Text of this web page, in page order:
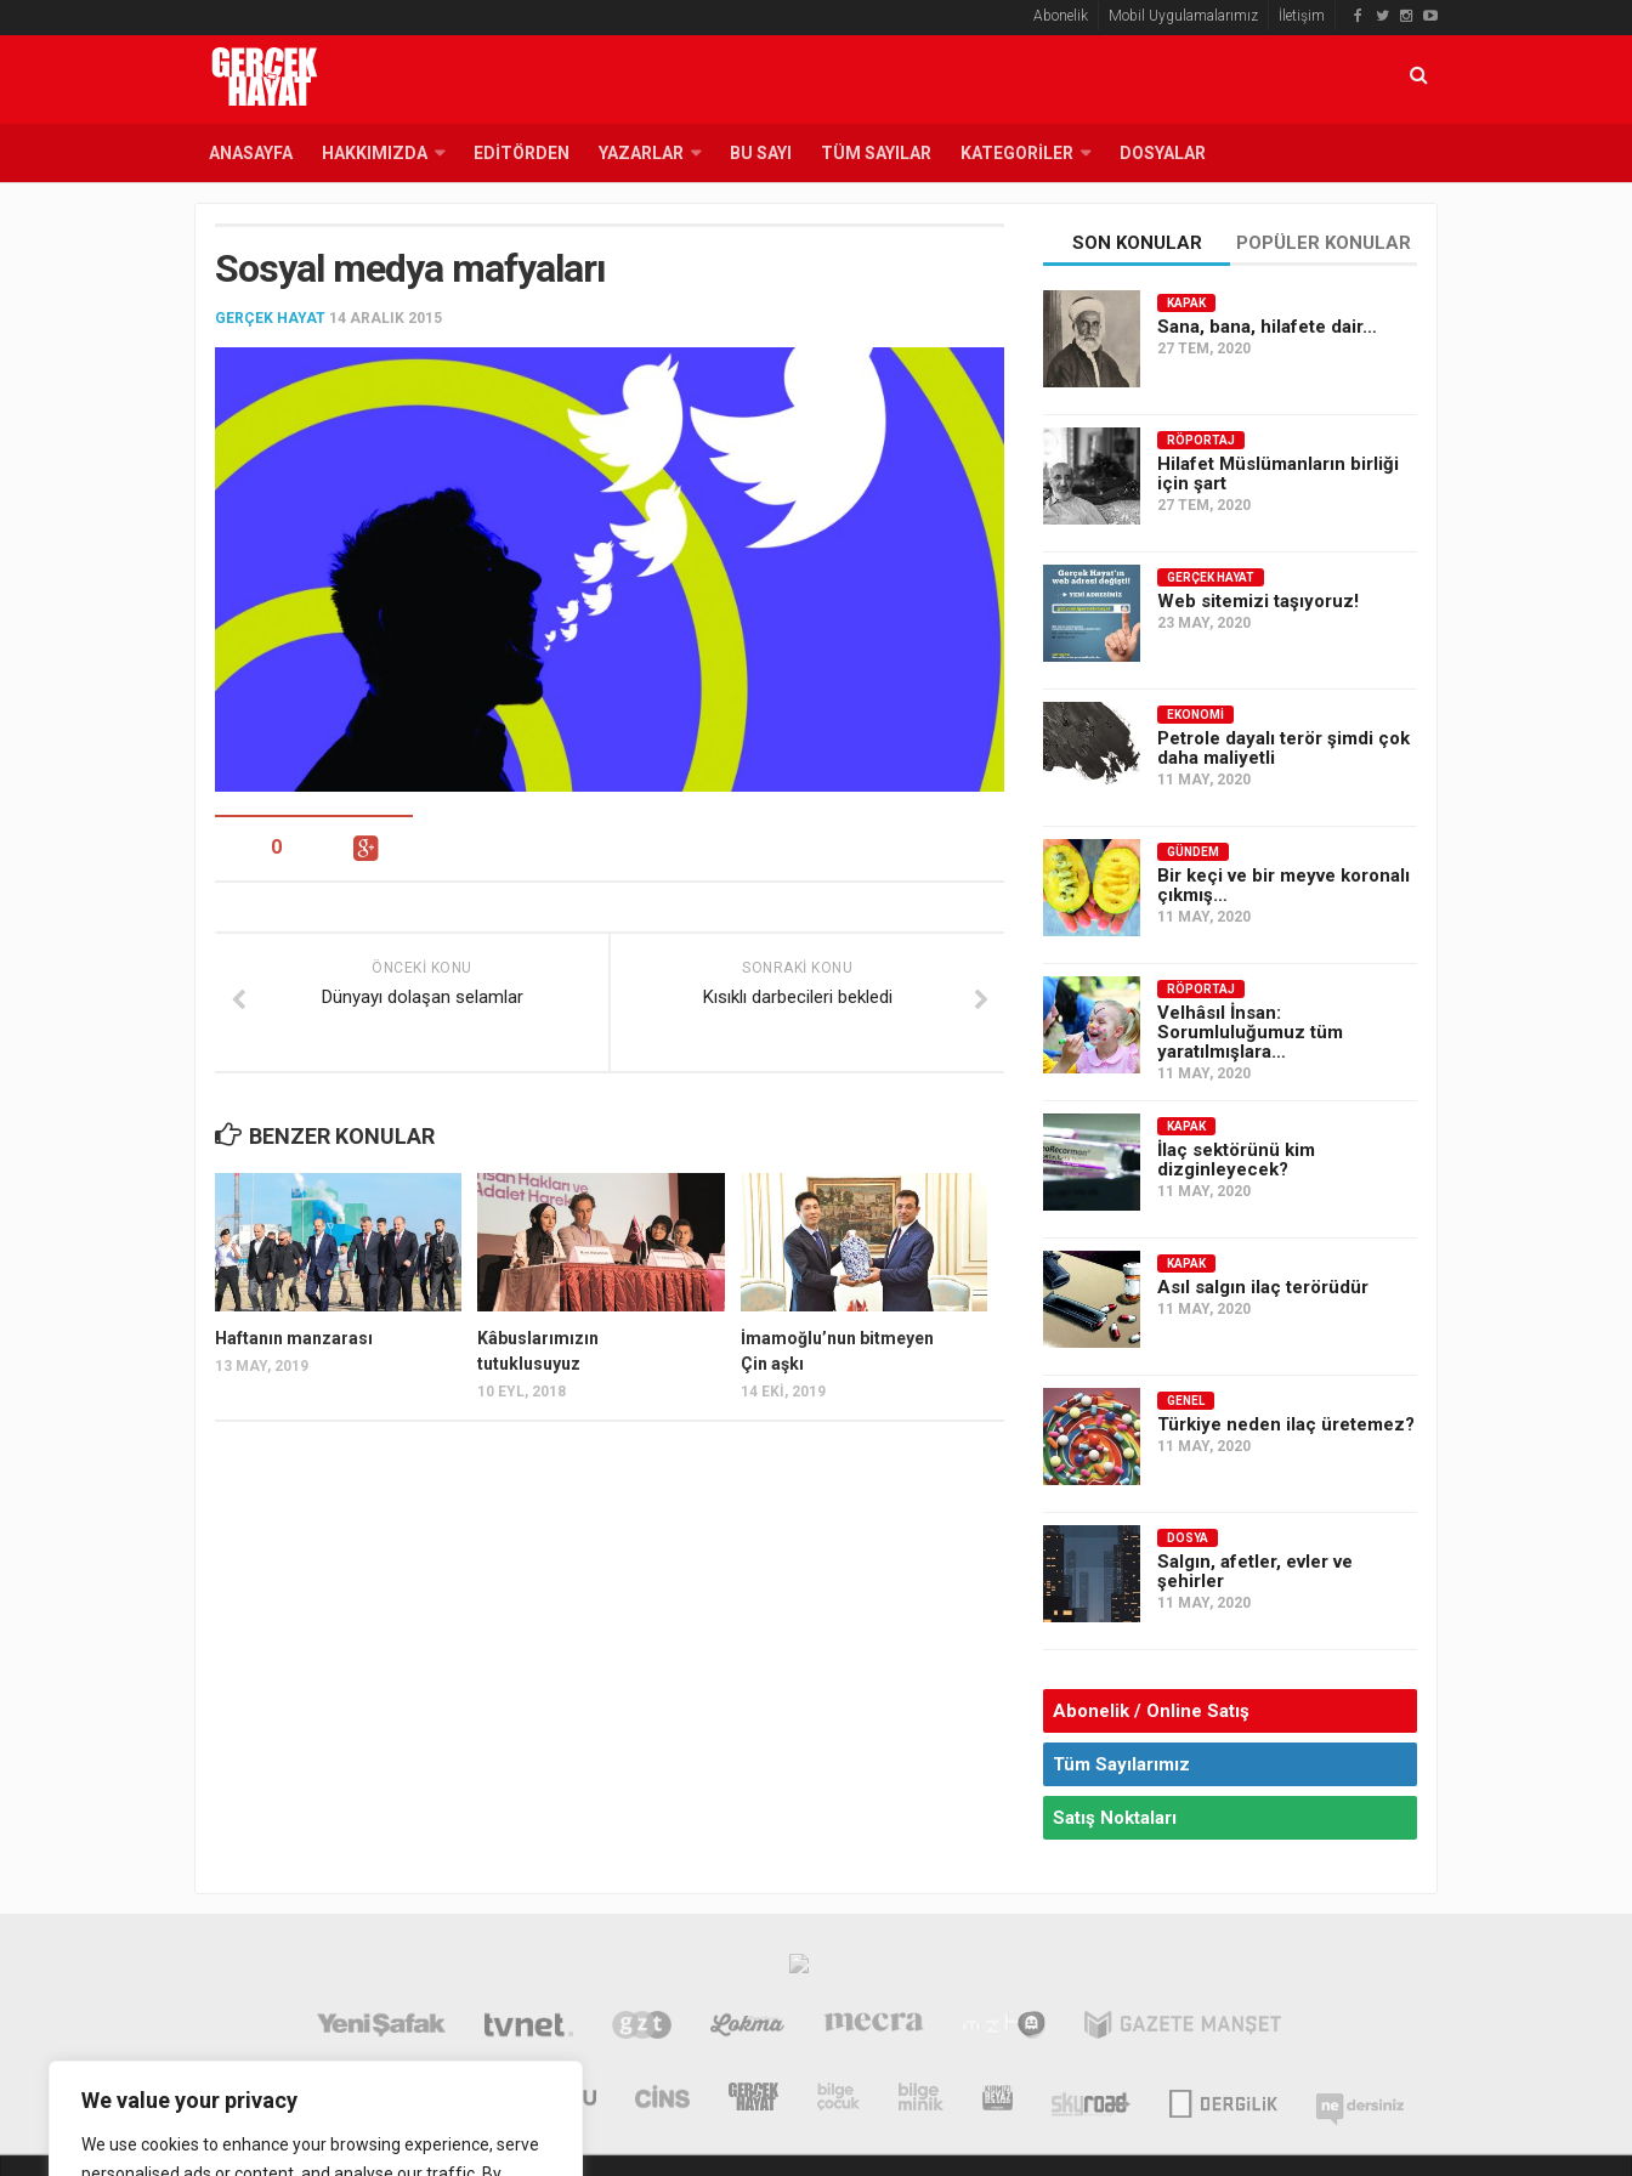
We value your privacy
We use cookies to enhance your browsing experience, serve
Abonelik Mobil Uygulamalarımız İletişim
ANASAYFA HAKKIMIZDA EDITÖRDEN YAZARLAR BU SAYI TÜM SAYILAR KATEGORILER DOSYALAR
Sosyal medya mafyaları
GERÇEK HAYAT 14 ARALIK 2015
0
SONRAKI KONU
Kısıklı darbecileri bekledi
ÖNCEKI KONU
Dünyayı dolaşan selamlar
BENZER KONULAR
Haftanın manzarası
13 MAY, 2019
Kâbuslarımızın
tutuklusuyuz
10 EYL, 2018
İmamoğlu’nun bitmeyen
Çin aşkı
14 EKI, 2019
SON KONULAR POPÜLER KONULAR
KAPAK
Sana, bana, hilafete dair…
27 TEM, 2020
RÖPORTAJ
Hilafet Müslümanların birliği
için şart
27 TEM, 2020
GERÇEK HAYAT
Web sitemizi taşıyoruz!
23 MAY, 2020
EKONOMI
Petrole dayalı terör şimdi çok
daha maliyetli
11 MAY, 2020
GÜNDEM
Bir keçi ve bir meyve koronalı
çıkmış…
11 MAY, 2020
RÖPORTAJ
Velhâsıl İnsan:
Sorumluluğumuz tüm
yaratılmışlara…
11 MAY, 2020
KAPAK
İlaç sektörünü kim
dizginleyecek?
11 MAY, 2020
KAPAK
Asıl salgın ilaç terörüdür
11 MAY, 2020
GENEL
Türkiye neden ilaç üretemez?
11 MAY, 2020
DOSYA
Salgın, afetler, evler ve
şehirler
11 MAY, 2020
Abonelik / Online Satış
Tüm Sayılarımız
Satış Noktaları